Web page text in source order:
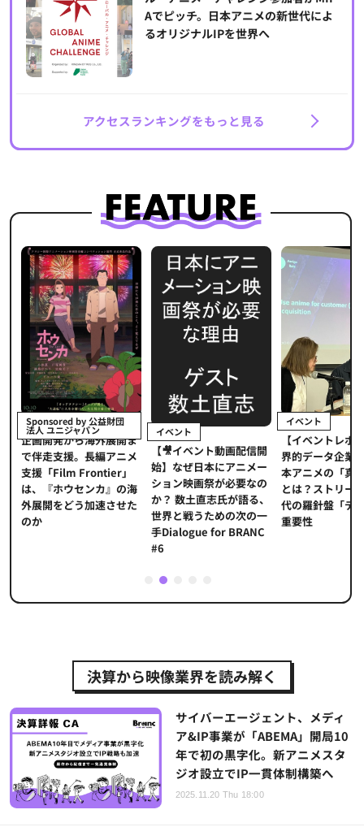
Aでピッチ。日本アニメの新世代によ
るオリジナルIPを世界へ
アクセスランキングをもっと見る
Sponsored by 公益財団
法人 ユニジャパン
企画開発から海外展開ま
で伴走支援。長編アニメ
支援「Film Frontier」
は、『ホウセンカ』の海
外展開をどう加速させた
のか
イベント
【🎥イベント動画配信開
始】なぜ日本にアニメー
ション映画祭が必要なの
か？ 数土直志氏が語る、
世界と戦うための次の一
手Dialogue for BRANC
#6
イベント
【イベントレポ
界的データ企業
本アニメの「真
とは？ストリー
代の羅針盤「デ
重要性
2
決算から映像業界を読み解く
サイバーエージェント、メディ
ア&IP事業が「ABEMA」開局10
年で初の黒字化。新アニメスタ
ジオ設立でIP一貫体制構築へ
2025.11.20 Thu 18:00